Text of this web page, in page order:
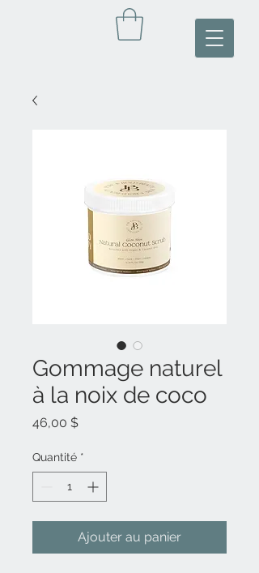
Gommage naturel
à la noix de coco
46,00 $Prix
Quantité *
Ajouter au panier